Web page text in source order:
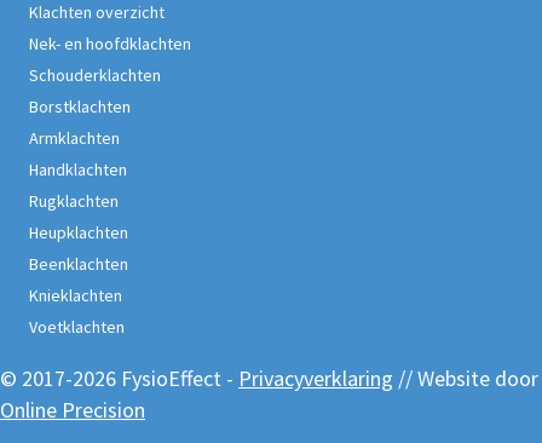
Klachten overzicht
Nek- en hoofdklachten
Schouderklachten
Borstklachten
Armklachten
Handklachten
Rugklachten
Heupklachten
Beenklachten
Knieklachten
Voetklachten
© 2017-2026 FysioEffect - Privacyverklaring // Website door
Online Precision